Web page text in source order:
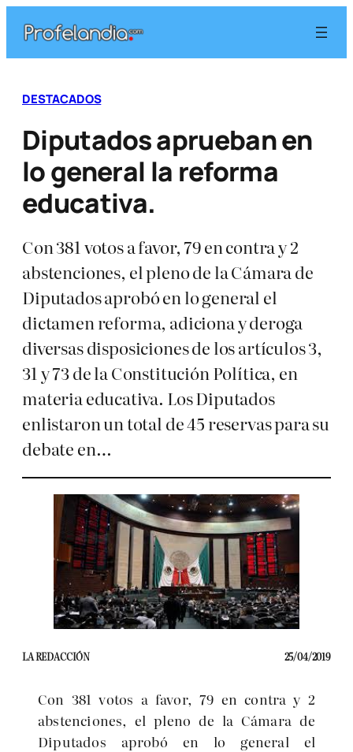
contenido
DESTACADOS
Diputados aprueban en
lo general la reforma
educativa.
Con 381 votos a favor, 79 en contra y 2
abstenciones, el pleno de la Cámara de
Diputados aprobó en lo general el
dictamen reforma, adiciona y deroga
diversas disposiciones de los artículos 3,
31 y 73 de la Constitución Política, en
materia educativa. Los Diputados
enlistaron un total de 45 reservas para su
debate en…
LA REDACCIÓN 25/04/2019
Con 381 votos a favor, 79 en contra y 2
abstenciones, el pleno de la Cámara de
Diputados aprobó en lo general el